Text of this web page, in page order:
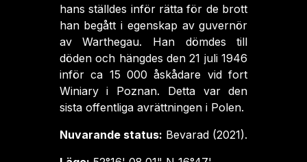
hans ställdes inför rätta för de brott
han begått i egenskap av guvernör
av Warthegau. Han dömdes till
döden och hängdes den 21 juli 1946
inför ca 15 000 åskådare vid fort
Winiary i Poznan. Detta var den
sista offentliga avrättningen i Polen.
Nuvarande status: Bevarad (2021).